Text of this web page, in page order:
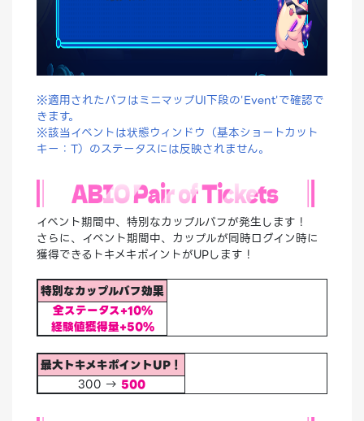
※適用されたバフはミニマップUI下段の'Event'で確認で
きます。
※該当イベントは状態ウィンドウ（基本ショートカット
キー：T）のステータスには反映されません。
イベント期間中、特別なカップルバフが発生します！
さらに、イベント期間中、カップルが同時ログイン時に
獲得できるトキメキポイントがUPします！
特別なカップルバフ効果
全ステータス+10%
経験値獲得量+50%
最大トキメキポイントUP！
300 → 500